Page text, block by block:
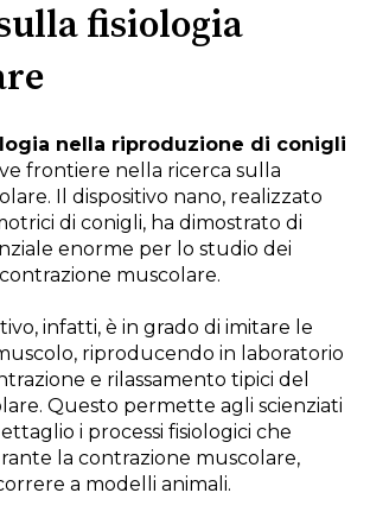
fisiologia
nella riproduzione di conigli
frontiere nella ricerca sulla
Il dispositivo nano, realizzato
di conigli, ha dimostrato di
enorme per lo studio dei
muscolare.
infatti, è in grado di imitare le
riproducendo in laboratorio
e rilassamento tipici del
Questo permette agli scienziati
i processi fisiologici che
la contrazione muscolare,
a modelli animali.